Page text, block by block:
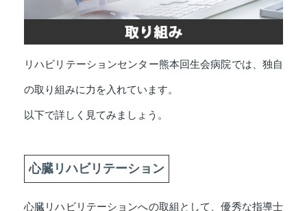
リハビリテーションセンター熊本回生会病院では、独自
の取り組みに力を入れています。
以下で詳しく見てみましょう。
心臓リハビリテーション
心臓リハビリテーションへの取組として、優秀な指導士